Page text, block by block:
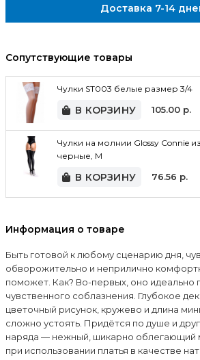
Доставка 7-14
Сопутствующие товары
Чулки ST003 белые размер 3/4
В КОРЗИНУ 105.00р.
Чулки на молнии Glossy Connie
черные, M
В КОРЗИНУ 76.56 р.
Информация о товаре
Быть готовой к любому сценарию дня,
обворожительно и неприлично
поможет. Как? Во-первых, оно идеально
чувственного соблазнения. Глубокое
цветочный рисунок, кружево и длина
сложно устоять. Придётся по душе и
наряда — нежный, шикарно облегающий
при использовании платья в качестве